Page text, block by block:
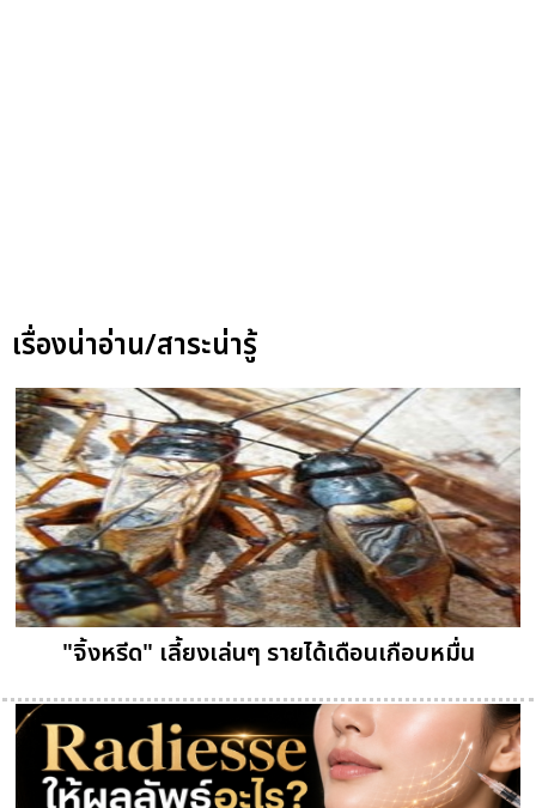
เรื่องน่าอ่าน/สาระน่ารู้
"จิ้งหรีด" เลี้ยงเล่นๆ รายได้เดือนเกือบหมื่น